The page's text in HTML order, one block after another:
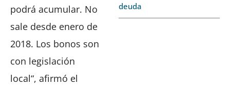
podrá acumular. No
sale desde enero de
2018. Los bonos son
con legislación
local“, afirmó el
deuda